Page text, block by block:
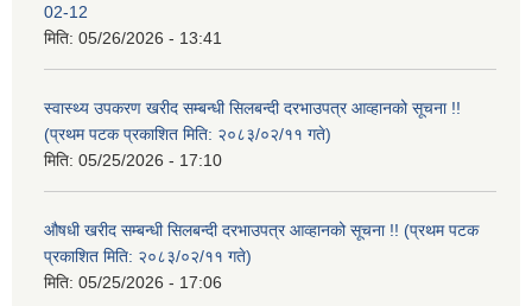
02-12
मिति: 05/26/2026 - 13:41
स्वास्थ्य उपकरण खरीद सम्बन्धी सिलबन्दी दरभाउपत्र आव्हानको सूचना !!
(प्रथम पटक प्रकाशित मिति: २०८३/०२/११ गते)
मिति: 05/25/2026 - 17:10
औषधी खरीद सम्बन्धी सिलबन्दी दरभाउपत्र आव्हानको सूचना !! (प्रथम पटक
प्रकाशित मिति: २०८३/०२/११ गते)
मिति: 05/25/2026 - 17:06